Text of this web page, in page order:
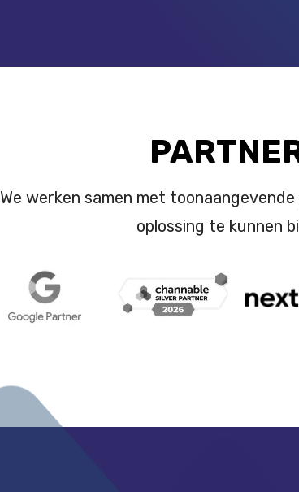
We werken samen met
oplossing te kunnen